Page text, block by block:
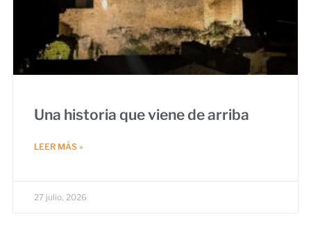
Una historia que viene de arriba
LEER MÁS »
27 julio, 2026